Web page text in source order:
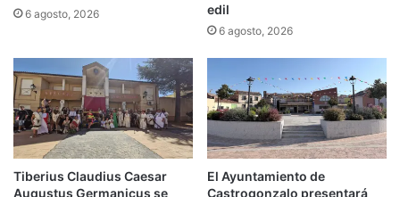
6 agosto, 2026 edil
6 agosto, 2026
Tiberius Claudius Caesar
Augustus Germanicus se
El Ayuntamiento de
Castrogonzalo presentará